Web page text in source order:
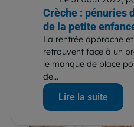
Crèche : pénuries
de la petite
La rentrée approche
retrouvent face à un
le manque de place
de...
Lire la suite